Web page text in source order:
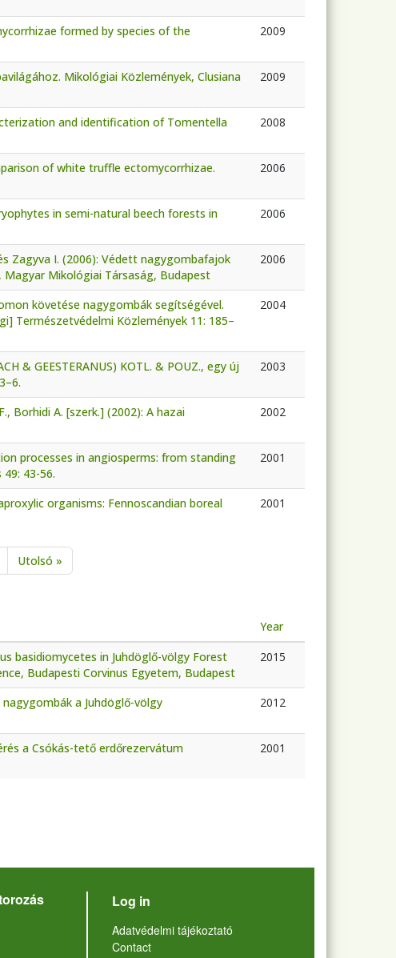
formed by species of the
2009
Mikológiai Közlemények, Clusiana
2009
and identification of Tomentella
2008
of white truffle ectomycorrhizae.
2006
in semi-natural beech forests in
2006
Zagyva I. (2006): Védett nagygombafajok
Mikológiai Társaság, Budapest
2006
követése nagygombák segítségével.
Természetvédelmi Közlemények 11: 185–
2004
& GEESTERANUS) KOTL. & POUZ., egy új
2003
Borhidi A. [szerk.] (2002): A hazai
2002
processes in angiosperms: from standing
43-56.
2001
organisms: Fennoscandian boreal
2001
page
Utolsó »
Year
basidiomycetes in Juhdöglő-völgy Forest
Budapesti Corvinus Egyetem, Budapest
2015
a Juhdöglő-völgy
2012
a Csókás-tető erdőrezervátum
2001
User account menu
Log in
Lábléc
Adatvédelmi tájékoztató
Contact